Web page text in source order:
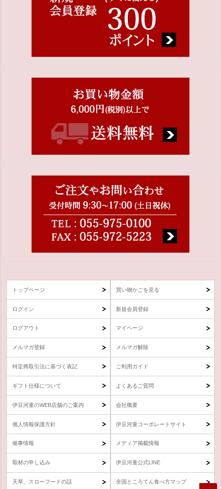
トップページ 買い物かごを見る
ログイン 新規会員登録
ログアウト マイページ
メルマガ登録 メルマガ解除
特定商取引法に基づく表記 ご利用ガイド
ギフト仕様について よくあるご質問
伊豆河童のWEB店舗のご案内 会社概要
個人情報保護方針 伊豆河童コーポレートサイト
催事情報 メディア掲載情報
取材の申し込み 伊豆河童公式LINE
天草、スローフードの話 全国ところてん食べ方マップ